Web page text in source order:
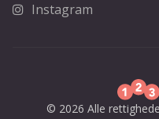
Instagram
© 2026 Alle